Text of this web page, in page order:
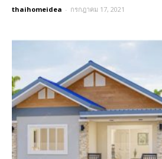
thaihomeidea - กรกฎาคม 17, 2021